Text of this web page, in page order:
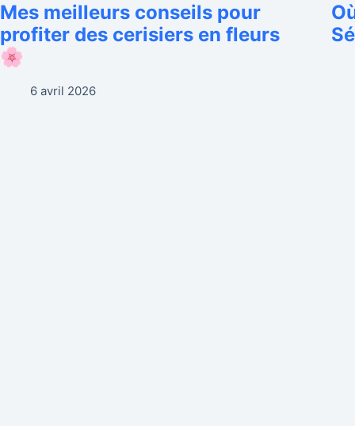
Mes meilleurs conseils pour
profiter des cerisiers en fleurs
🌸
6 avril 2026